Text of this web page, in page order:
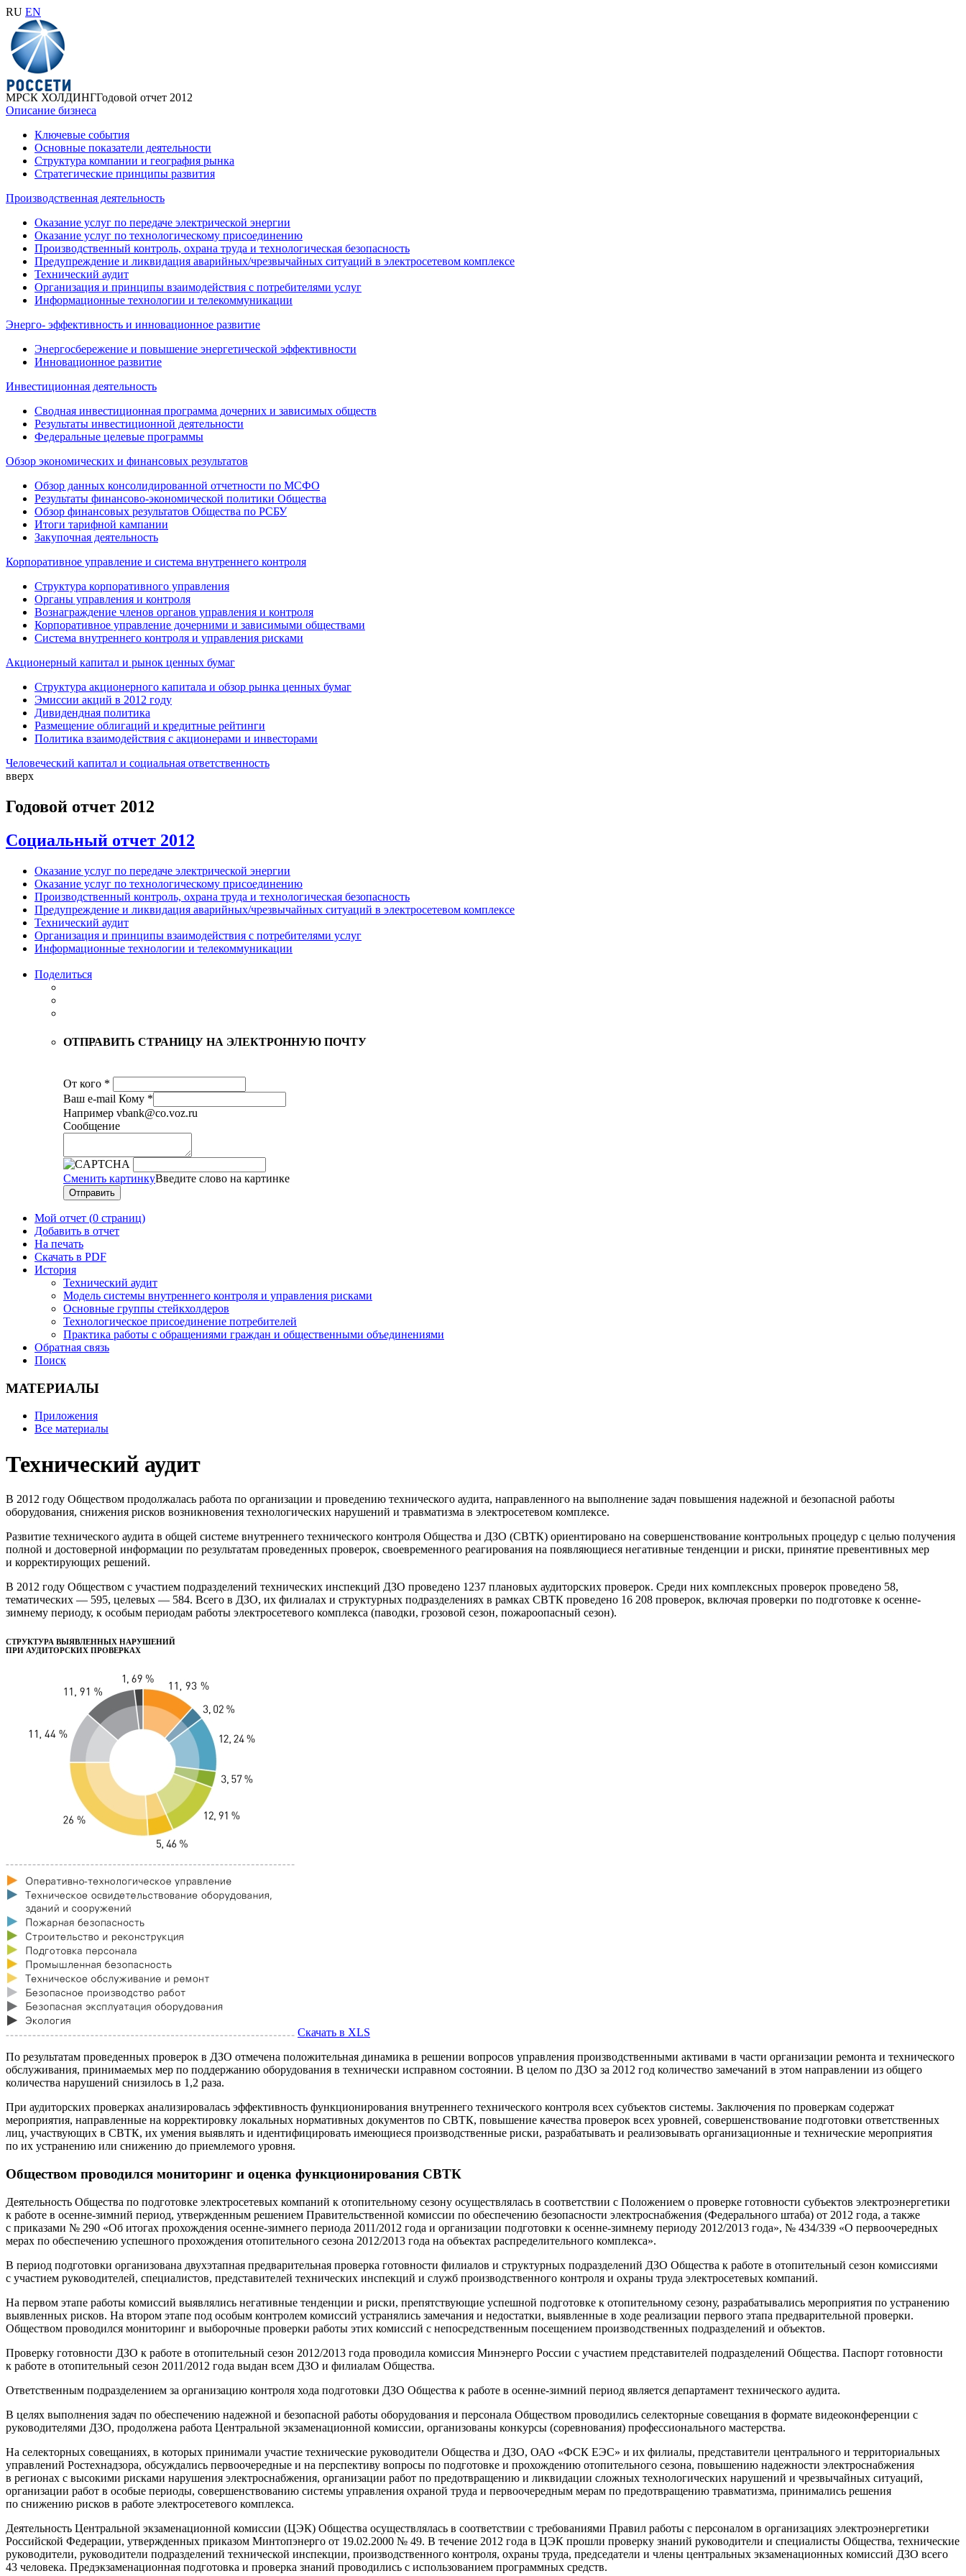
RU EN
МРСК ХОЛДИНГГодовой отчет 2012
Описание бизнеса
Ключевые события
Основные показатели деятельности
Структура компании и география рынка
Стратегические принципы развития
Производственная деятельность
Оказание услуг по передаче электрической энергии
Оказание услуг по технологическому присоединению
Производственный контроль, охрана труда и технологическая безопасность
Предупреждение и ликвидация аварийных/чрезвычайных ситуаций в электросетевом комплексе
Технический аудит
Организация и принципы взаимодействия с потребителями услуг
Информационные технологии и телекоммуникации
Энерго- эффективность и инновационное развитие
Энергосбережение и повышение энергетической эффективности
Инновационное развитие
Инвестиционная деятельность
Сводная инвестиционная программа дочерних и зависимых обществ
Результаты инвестиционной деятельности
Федеральные целевые программы
Обзор экономических и финансовых результатов
Обзор данных консолидированной отчетности по МСФО
Результаты финансово-экономической политики Общества
Обзор финансовых результатов Общества по РСБУ
Итоги тарифной кампании
Закупочная деятельность
Корпоративное управление и система внутреннего контроля
Структура корпоративного управления
Органы управления и контроля
Вознаграждение членов органов управления и контроля
Корпоративное управление дочерними и зависимыми обществами
Система внутреннего контроля и управления рисками
Акционерный капитал и рынок ценных бумаг
Структура акционерного капитала и обзор рынка ценных бумаг
Эмиссии акций в 2012 году
Дивидендная политика
Размещение облигаций и кредитные рейтинги
Политика взаимодействия с акционерами и инвесторами
Человеческий капитал и социальная ответственность
вверх
Годовой отчет 2012
Социальный отчет 2012
Оказание услуг по передаче электрической энергии
Оказание услуг по технологическому присоединению
Производственный контроль, охрана труда и технологическая безопасность
Предупреждение и ликвидация аварийных/чрезвычайных ситуаций в электросетевом комплексе
Технический аудит
Организация и принципы взаимодействия с потребителями услуг
Информационные технологии и телекоммуникации
Поделиться
ОТПРАВИТЬ СТРАНИЦУ НА ЭЛЕКТРОННУЮ ПОЧТУ
От кого *
Ваш е-mail Кому *
Например vbank@co.voz.ru
Сообщение
Сменить картинкуВведите слово на картинке
Отправить
Мой отчет (0 страниц)
Добавить в отчет
На печать
Скачать в PDF
История
Технический аудит
Модель системы внутреннего контроля и управления рисками
Основные группы стейкхолдеров
Технологическое присоединение потребителей
Практика работы с обращениями граждан и общественными объединениями
Обратная связь
Поиск
МАТЕРИАЛЫ
Приложения
Все материалы
Технический аудит
В 2012 году Обществом продолжалась работа по организации и проведению технического аудита, направленного на выполнение задач повышения надежной и безопасной работы
оборудования, снижения рисков возникновения технологических нарушений и травматизма в электросетевом комплексе.
Развитие технического аудита в общей системе внутреннего технического контроля Общества и ДЗО (СВТК) ориентировано на совершенствование контрольных процедур с целью получения
полной и достоверной информации по результатам проведенных проверок, своевременного реагирования на появляющиеся негативные тенденции и риски, принятие превентивных мер
и корректирующих решений.
В 2012 году Обществом с участием подразделений технических инспекций ДЗО проведено 1237 плановых аудиторских проверок. Среди них комплексных проверок проведено 58,
тематических — 595, целевых — 584. Всего в ДЗО, их филиалах и структурных подразделениях в рамках СВТК проведено 16 208 проверок, включая проверки по подготовке к осенне-
зимнему периоду, к особым периодам работы электросетевого комплекса (паводки, грозовой сезон, пожароопасный сезон).
СТРУКТУРА ВЫЯВЛЕННЫХ НАРУШЕНИЙ
ПРИ АУДИТОРСКИХ ПРОВЕРКАХ
Скачать в XLS
По результатам проведенных проверок в ДЗО отмечена положительная динамика в решении вопросов управления производственными активами в части организации ремонта и технического
обслуживания, принимаемых мер по поддержанию оборудования в технически исправном состоянии. В целом по ДЗО за 2012 год количество замечаний в этом направлении из общего
количества нарушений снизилось в 1,2 раза.
При аудиторских проверках анализировалась эффективность функционирования внутреннего технического контроля всех субъектов системы. Заключения по проверкам содержат
мероприятия, направленные на корректировку локальных нормативных документов по СВТК, повышение качества проверок всех уровней, совершенствование подготовки ответственных
лиц, участвующих в СВТК, их умения выявлять и идентифицировать имеющиеся производственные риски, разрабатывать и реализовывать организационные и технические мероприятия
по их устранению или снижению до приемлемого уровня.
Обществом проводился мониторинг и оценка функционирования СВТК
Деятельность Общества по подготовке электросетевых компаний к отопительному сезону осуществлялась в соответствии с Положением о проверке готовности субъектов электроэнергетики
к работе в осенне-зимний период, утвержденным решением Правительственной комиссии по обеспечению безопасности электроснабжения (Федерального штаба) от 2012 года, а также
с приказами № 290 «Об итогах прохождения осенне-зимнего периода 2011/2012 года и организации подготовки к осенне-зимнему периоду 2012/2013 года», № 434/339 «О первоочередных
мерах по обеспечению успешного прохождения отопительного сезона 2012/2013 года на объектах распределительного комплекса».
В период подготовки организована двухэтапная предварительная проверка готовности филиалов и структурных подразделений ДЗО Общества к работе в отопительный сезон комиссиями
с участием руководителей, специалистов, представителей технических инспекций и служб производственного контроля и охраны труда электросетевых компаний.
На первом этапе работы комиссий выявлялись негативные тенденции и риски, препятствующие успешной подготовке к отопительному сезону, разрабатывались мероприятия по устранению
выявленных рисков. На втором этапе под особым контролем комиссий устранялись замечания и недостатки, выявленные в ходе реализации первого этапа предварительной проверки.
Обществом проводился мониторинг и выборочные проверки работы этих комиссий с непосредственным посещением производственных подразделений и объектов.
Проверку готовности ДЗО к работе в отопительный сезон 2012/2013 года проводила комиссия Минэнерго России с участием представителей подразделений Общества. Паспорт готовности
к работе в отопительный сезон 2011/2012 года выдан всем ДЗО и филиалам Общества.
Ответственным подразделением за организацию контроля хода подготовки ДЗО Общества к работе в осенне-зимний период является департамент технического аудита.
В целях выполнения задач по обеспечению надежной и безопасной работы оборудования и персонала Обществом проводились селекторные совещания в формате видеоконференции с
руководителями ДЗО, продолжена работа Центральной экзаменационной комиссии, организованы конкурсы (соревнования) профессионального мастерства.
На селекторных совещаниях, в которых принимали участие технические руководители Общества и ДЗО, ОАО «ФСК ЕЭС» и их филиалы, представители центрального и территориальных
управлений Ростехнадзора, обсуждались первоочередные и на перспективу вопросы по подготовке и прохождению отопительного сезона, повышению надежности электроснабжения
в регионах с высокими рисками нарушения электроснабжения, организации работ по предотвращению и ликвидации сложных технологических нарушений и чрезвычайных ситуаций,
организации работ в особые периоды, совершенствованию системы управления охраной труда и первоочередным мерам по предотвращению травматизма, принимались решения
по снижению рисков в работе электросетевого комплекса.
Деятельность Центральной экзаменационной комиссии (ЦЭК) Общества осуществлялась в соответствии с требованиями Правил работы с персоналом в организациях электроэнергетики
Российской Федерации, утвержденных приказом Минтопэнерго от 19.02.2000 № 49. В течение 2012 года в ЦЭК прошли проверку знаний руководители и специалисты Общества, технические
руководители, руководители подразделений технической инспекции, производственного контроля, охраны труда, председатели и члены центральных экзаменационных комиссий ДЗО всего
43 человека. Предэкзаменационная подготовка и проверка знаний проводились с использованием программных средств.